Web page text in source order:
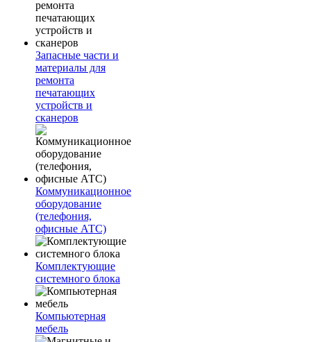
Запасные части и
материалы для
ремонта
печатающих
устройств и
сканеров
Коммуникационное
оборудование
(телефония,
офисные АТС)
Комплектующие
системного блока
Компьютерная
мебель